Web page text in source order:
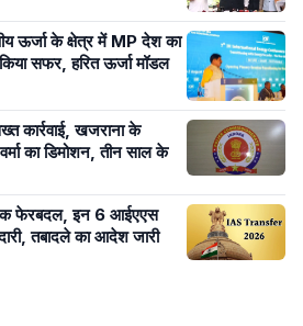
ऊर्जा के क्षेत्र में MP देश का
ऊर्जा मॉडल
कार्रवाई, खजराना के
का डिमोशन, तीन साल के
फेरबदल, इन 6 आईएएस
तबादले का आदेश जारी